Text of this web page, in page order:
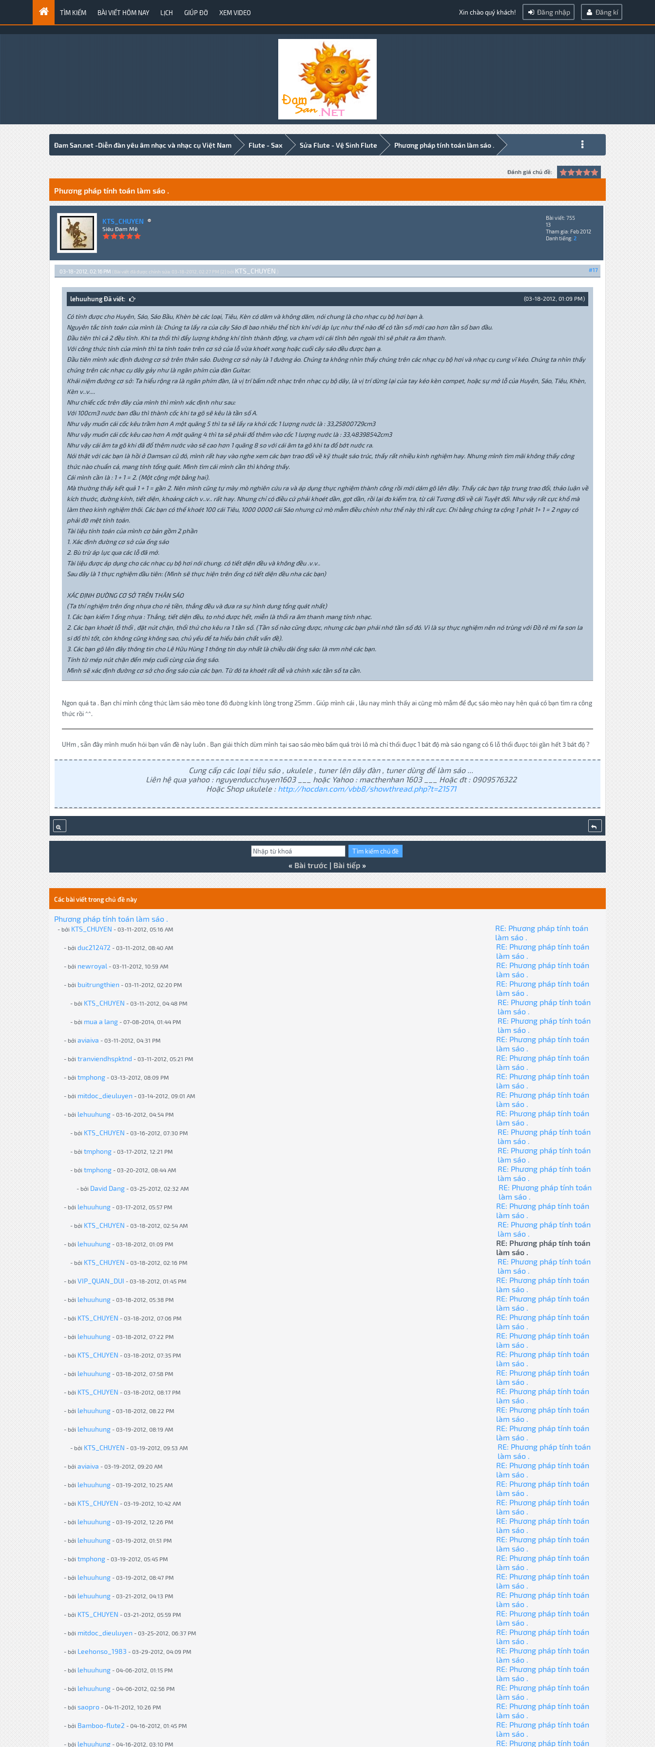
TÌM KIẾM BÀI VIẾT HÔM NAY LỊCH GIÚP ĐỠ XEM VIDEO Xin chào quý khách! Đăng nhập Đăng kí
Đam San.net -Diễn đàn yêu âm nhạc và nhạc cụ Việt Nam Flute - Sax Sửa Flute - Vệ Sinh Flute Phương pháp tính toán làm sáo .
Đánh giá chủ đề:
2 Votes - 5 Average
1
2
3
4
5
Phương pháp tính toán làm sáo .
KTS_CHUYEN
Siêu Đam Mê
Bài viết: 755
13
Tham gia: Feb 2012
Danh tiếng: 2
#17
03-18-2012, 02:16 PM (Bài viết đã được chỉnh sửa: 03-18-2012, 02:27 PM {2} bởi KTS_CHUYEN .)
(03-18-2012, 01:09 PM)
lehuuhung Đã viết:
Có tính được cho Huyên, Sáo, Sáo Bầu, Khèn bè các loại, Tiêu, Kèn có dăm và không dăm, nói chung là cho nhạc cụ bộ hơi bạn à.
Nguyên tắc tính toán của mình là: Chúng ta lấy ra của cây Sáo đi bao nhiêu thể tích khí với áp lực như thế nào để có tần số mới cao hơn tần số ban đầu.
Đầu tiên thì cả 2 đều tĩnh. Khi ta thổi thì đẩy lượng không khí tĩnh thành động, va chạm với cái tĩnh bên ngoài thì sẽ phát ra âm thanh.
Với công thức tính của mình thì ta tính toán trên cơ sở của lỗ vừa khoét xong hoặc cuối cây sáo đều được bạn ạ.
Đầu tiên mình xác định đường cơ sở trên thân sáo. Đường cơ sở này là 1 đường ảo. Chúng ta không nhìn thấy chúng trên các nhạc cụ bộ hơi và nhạc cụ cung vĩ kéo. Chúng ta nhìn thấy
chúng trên các nhạc cụ dây gảy như là ngăn phím của đàn Guitar.
Khái niệm đường cơ sở: Ta hiểu rộng ra là ngăn phím đàn, là vị trí bấm nốt nhạc trên nhạc cụ bộ dây, là vị trí dừng lại của tay kéo kèn compet, hoặc sự mở lỗ của Huyên, Sáo, Tiêu, Khèn,
Kèn v..v....
Như chiếc cốc trên đây của mình thì mình xác định như sau:
Với 100cm3 nước ban đầu thì thành cốc khi ta gõ sẽ kêu là tần số A.
Như vậy muốn cái cốc kêu trầm hơn A một quãng 5 thì ta sẽ lấy ra khỏi cốc 1 lượng nước là : 33,25800729cm3
Như vậy muốn cái cốc kêu cao hơn A một quãng 4 thì ta sẽ phải đổ thêm vào cốc 1 lượng nước là : 33,48398542cm3
Như vậy cái âm ta gõ khi đã đổ thêm nước vào sẽ cao hơn 1 quãng 8 so với cái âm ta gõ khi ta đổ bớt nước ra.
Nói thật với các bạn là hồi ở Damsan cũ đó, mình rất hay vào nghe xem các bạn trao đổi về kỹ thuật sáo trúc, thấy rất nhiều kinh nghiệm hay. Nhưng mình tìm mãi không thấy công
thức nào chuẩn cả, mang tính tổng quát. Mình tìm cái mình cần thì không thấy.
Cái mình cần là : 1 + 1 = 2. (Một cộng một bằng hai).
Mà thường thấy kết quả 1 + 1 = gần 2. Nên mình cũng tự mày mò nghiên cứu ra và áp dụng thực nghiệm thành công rồi mới dám gõ lên đây. Thấy các bạn tập trung trao đổi, thảo luận về
kích thước, đường kính, tiết diện, khoảng cách v..v.. rất hay. Nhưng chỉ có điều cứ phải khoét dần, gọt dần, rồi lại đo kiểm tra, từ cái Tương đối về cái Tuyệt đối. Như vậy rất cực khổ mà
làm theo kinh nghiệm thôi. Các bạn có thể khoét 100 cái Tiêu, 1000 0000 cái Sáo nhưng cứ mò mẫm điều chỉnh như thế này thì rất cực. Chi bằng chúng ta cộng 1 phát 1+ 1 = 2 ngay có
phải đỡ mệt tính toán.
Tài liệu tính toán của mình cơ bản gồm 2 phần
1. Xác định đường cơ sở của ống sáo
2. Bù trừ áp lực qua các lỗ đã mở.
Tài liệu được áp dụng cho các nhạc cụ bộ hơi nói chung. có tiết diện đều và không đều .v.v..
Sau đây là 1 thực nghiệm đầu tiên: (Mình sẽ thực hiện trên ống có tiết diện đều nha các bạn)
XÁC ĐỊNH ĐƯỜNG CƠ SỞ TRÊN THÂN SÁO
(Ta thí nghiệm trên ống nhựa cho rẻ tiền, thẳng đều và đưa ra sự hình dung tổng quát nhất)
1. Các bạn kiếm 1 ống nhựa : Thẳng, tiết diện đều, to nhỏ được hết, miễn là thổi ra âm thanh mang tính nhạc.
2. Các bạn khoét lỗ thổi , đặt nút chặn, thổi thử cho kêu ra 1 tần số. (Tần số nào cũng được, nhưng các bạn phải nhớ tần số đó. Vì là sự thực nghiệm nên nó trùng với Đồ rê mi fa son la
si đố thì tốt, còn không cũng không sao, chủ yếu để ta hiểu bản chất vấn đề).
3. Các bạn gõ lên đây thông tin cho Lê Hữu Hùng 1 thông tin duy nhất là chiều dài ống sáo: là mm nhé các bạn.
Tính từ mép nút chặn đến mép cuối cùng của ống sáo.
Mình sẽ xác định đường cơ sở cho ống sáo của các bạn. Từ đó ta khoét rất dễ và chính xác tần số ta cần.
Ngon quá ta . Bạn chỉ mình công thức làm sáo mèo tone đô đường kính lòng trong 25mm . Giúp mình cái , lâu nay mình thấy ai cũng mò mẫm để đục sáo mèo nay hên quá có bạn tìm ra công
thức rồi ^^.
UHm , sẵn đây mình muốn hỏi bạn vấn đề này luôn . Bạn giải thích dùm mình tại sao sáo mèo bấm quá trời lô mà chỉ thổi được 1 bát độ mà sáo ngang có 6 lỗ thổi được tới gần hết 3 bát độ ?
Cung cấp các loại tiêu sáo , ukulele , tuner lên dây đàn , tuner dùng để làm sáo ...
Liên hệ qua yahoo : nguyenducchuyen1603 ___ hoặc Yahoo : macthenhan 1603 ___ Hoặc đt : 0909576322
Hoặc Shop ukulele : http://hocdan.com/vbb8/showthread.php?t=21571
« Bài trước | Bài tiếp »
Các bài viết trong chủ đề này
Phương pháp tính toán làm sáo .
- bởi KTS_CHUYEN - 03-11-2012, 05:16 AM
RE: Phương pháp tính toán
làm sáo .
- bởi duc212472 - 03-11-2012, 08:40 AM
RE: Phương pháp tính toán
làm sáo .
- bởi newroyal - 03-11-2012, 10:59 AM
RE: Phương pháp tính toán
làm sáo .
- bởi buitrungthien - 03-11-2012, 02:20 PM
RE: Phương pháp tính toán
làm sáo .
- bởi KTS_CHUYEN - 03-11-2012, 04:48 PM
RE: Phương pháp tính toán
làm sáo .
- bởi mua a lang- 07-08-2014, 01:44 PM
RE: Phương pháp tính toán
làm sáo .
- bởi aviaiva - 03-11-2012, 04:31 PM
RE: Phương pháp tính toán
làm sáo .
- bởi tranviendhspktnd - 03-11-2012, 05:21 PM
RE: Phương pháp tính toán
làm sáo .
- bởi tmphong- 03-13-2012, 08:09 PM
RE: Phương pháp tính toán
làm sáo .
- bởi mitdoc_dieuluyen - 03-14-2012, 09:01 AM
RE: Phương pháp tính toán
làm sáo .
- bởi lehuuhung- 03-16-2012, 04:54 PM
RE: Phương pháp tính toán
làm sáo .
- bởi KTS_CHUYEN - 03-16-2012, 07:30 PM
RE: Phương pháp tính toán
làm sáo .
- bởi tmphong- 03-17-2012, 12:21 PM
RE: Phương pháp tính toán
làm sáo .
- bởi tmphong- 03-20-2012, 08:44 AM
RE: Phương pháp tính toán
làm sáo .
- bởi David Dang- 03-25-2012, 02:32 AM
RE: Phương pháp tính toán
làm sáo .
- bởi lehuuhung- 03-17-2012, 05:57 PM
RE: Phương pháp tính toán
làm sáo .
- bởi KTS_CHUYEN - 03-18-2012, 02:54 AM
RE: Phương pháp tính toán
làm sáo .
- bởi lehuuhung- 03-18-2012, 01:09 PM
RE: Phương pháp tính toán
làm sáo .
- bởi KTS_CHUYEN - 03-18-2012, 02:16 PM
RE: Phương pháp tính toán
làm sáo .
- bởi VIP_QUAN_DUI - 03-18-2012, 01:45 PM
RE: Phương pháp tính toán
làm sáo .
- bởi lehuuhung- 03-18-2012, 05:38 PM
RE: Phương pháp tính toán
làm sáo .
- bởi KTS_CHUYEN - 03-18-2012, 07:06 PM
RE: Phương pháp tính toán
làm sáo .
- bởi lehuuhung- 03-18-2012, 07:22 PM
RE: Phương pháp tính toán
làm sáo .
- bởi KTS_CHUYEN - 03-18-2012, 07:35 PM
RE: Phương pháp tính toán
làm sáo .
- bởi lehuuhung- 03-18-2012, 07:58 PM
RE: Phương pháp tính toán
làm sáo .
- bởi KTS_CHUYEN - 03-18-2012, 08:17 PM
RE: Phương pháp tính toán
làm sáo .
- bởi lehuuhung- 03-18-2012, 08:22 PM
RE: Phương pháp tính toán
làm sáo .
- bởi lehuuhung- 03-19-2012, 08:19 AM
RE: Phương pháp tính toán
làm sáo .
- bởi KTS_CHUYEN - 03-19-2012, 09:53 AM
RE: Phương pháp tính toán
làm sáo .
- bởi aviaiva - 03-19-2012, 09:20 AM
RE: Phương pháp tính toán
làm sáo .
- bởi lehuuhung- 03-19-2012, 10:25 AM
RE: Phương pháp tính toán
làm sáo .
- bởi KTS_CHUYEN - 03-19-2012, 10:42 AM
RE: Phương pháp tính toán
làm sáo .
- bởi lehuuhung- 03-19-2012, 12:26 PM
RE: Phương pháp tính toán
làm sáo .
- bởi lehuuhung- 03-19-2012, 01:51 PM
RE: Phương pháp tính toán
làm sáo .
- bởi tmphong- 03-19-2012, 05:45 PM
RE: Phương pháp tính toán
làm sáo .
- bởi lehuuhung- 03-19-2012, 08:47 PM
RE: Phương pháp tính toán
làm sáo .
- bởi lehuuhung- 03-21-2012, 04:13 PM
RE: Phương pháp tính toán
làm sáo .
- bởi KTS_CHUYEN - 03-21-2012, 05:59 PM
RE: Phương pháp tính toán
làm sáo .
- bởi mitdoc_dieuluyen - 03-25-2012, 06:37 PM
RE: Phương pháp tính toán
làm sáo .
- bởi Leehonso_1983 - 03-29-2012, 04:09 PM
RE: Phương pháp tính toán
làm sáo .
- bởi lehuuhung- 04-06-2012, 01:15 PM
RE: Phương pháp tính toán
làm sáo .
- bởi lehuuhung- 04-06-2012, 02:56 PM
RE: Phương pháp tính toán
làm sáo .
- bởi saopro- 04-11-2012, 10:26 PM
RE: Phương pháp tính toán
làm sáo .
- bởi Bamboo-flute2 - 04-16-2012, 01:45 PM
RE: Phương pháp tính toán
làm sáo .
- bởi lehuuhung- 04-16-2012, 03:10 PM RE: Phương pháp tính toán